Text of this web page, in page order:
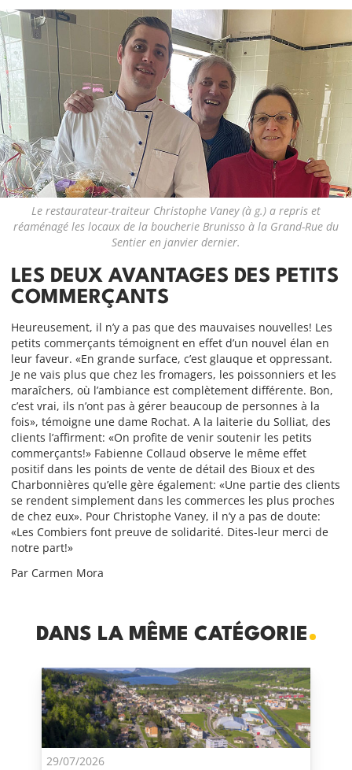
Le restaurateur-traiteur Christophe Vaney (à g.) a repris et
réaménagé les locaux de la boucherie Brunisso à la Grand-Rue du
Sentier en janvier dernier.
LES DEUX AVANTAGES DES PETITS
COMMERÇANTS
Heureusement, il n’y a pas que des mauvaises nouvelles! Les
petits commerçants témoignent en effet d’un nouvel élan en
leur faveur. «En grande surface, c’est glauque et oppressant.
Je ne vais plus que chez les fromagers, les poissonniers et les
maraîchers, où l’ambiance est complètement différente. Bon,
c’est vrai, ils n’ont pas à gérer beaucoup de personnes à la
fois», témoigne une dame Rochat. A la laiterie du Solliat, des
clients l’affirment: «On profite de venir soutenir les petits
commerçants!» Fabienne Collaud observe le même effet
positif dans les points de vente de détail des Bioux et des
Charbonnières qu’elle gère également: «Une partie des clients
se rendent simplement dans les commerces les plus proches
de chez eux». Pour Christophe Vaney, il n’y a pas de doute:
«Les Combiers font preuve de solidarité. Dites-leur merci de
notre part!»
Par Carmen Mora
DANS LA MÊME CATÉGORIE
29/07/2026